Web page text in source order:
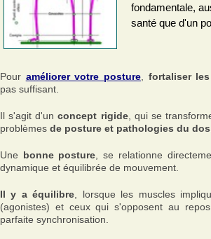
fondamentale,
santé que d'un
Pour améliorer votre posture fortaliser
pas suffisant.
Il s'agit d'unconcept rigide, qui se
problèmes de posture et pathologies du dos
Une bonne posture , se relationne
dynamique et équilibrée de mouvement.
Il y a équilibre , lorsque les muscles
(agonistes) et ceux qui s'opposent au
parfaite synchronisation.